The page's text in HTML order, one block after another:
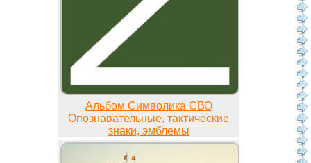
Альбом Символика СВО
Опознавательные, тактические
знаки, эмблемы